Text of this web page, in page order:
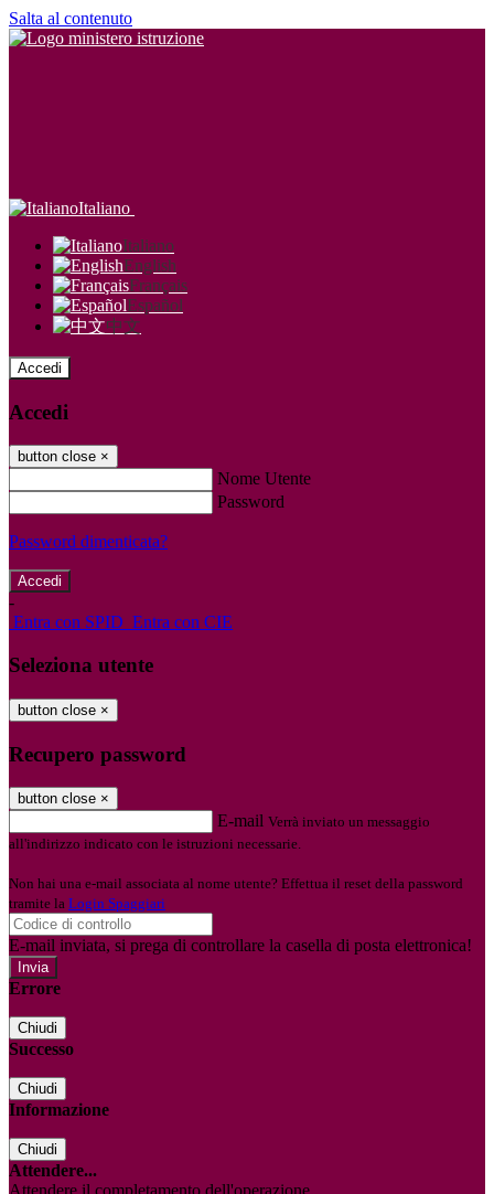
Salta al contenuto
Italiano
Italiano
English
Français
Español
中文
Accedi
Accedi
button close ×
Nome Utente
Password
Password dimenticata?
-
Entra con SPID Entra con CIE
Seleziona utente
button close ×
Recupero password
button close ×
E-mail Verrà inviato un messaggio
all'indirizzo indicato con le istruzioni necessarie.
Non hai una e-mail associata al nome utente? Effettua il reset della password
tramite la Login Spaggiari
E-mail inviata, si prega di controllare la casella di posta elettronica!
Errore
Chiudi
Successo
Chiudi
Informazione
Chiudi
Attendere...